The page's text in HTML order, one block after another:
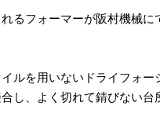
るフォーマーが阪村機械
ルを用いないドライフォ
し、よく切れて錆びない台